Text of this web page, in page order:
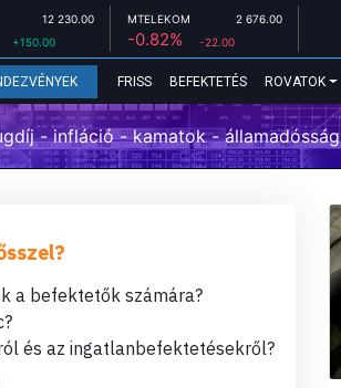
12 230.00
+150.00
MTELEKOM 2 676.00
-0.82% -22.00
FRISS BEFEKTETÉS ROVATOK
- infláció - kamatok - államadósság
a befektetők számára?
és az ingatlanbefektetésekről?